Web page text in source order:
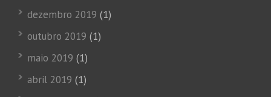
dezembro 2019 (1)
outubro 2019 (1)
maio 2019 (1)
abril 2019 (1)